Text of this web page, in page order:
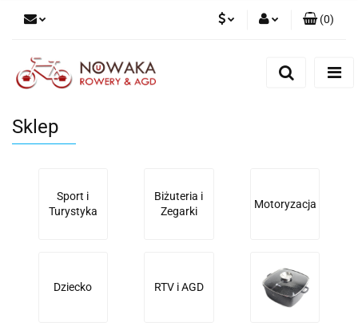
(0)
Sklep
Sport i
Turystyka
Biżuteria i
Zegarki
Motoryzacja
Dziecko RTV i AGD